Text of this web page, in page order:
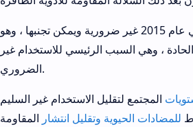
كانت ثلاثون بالمائة من المضادات الحيوية الموصوفة في العيادات الخارجية في عام 2015 غير ضرورية ويمكن تجنبها ، وهو
، منها 50٪ للعدوى التنفسية الحادة ، وهي السبب الرئيسي للاستخدام غير
الضروري.
المجتمع لتقليل الاستخدام غير السليم
للمضادات الحيوية وتقليل انتشار